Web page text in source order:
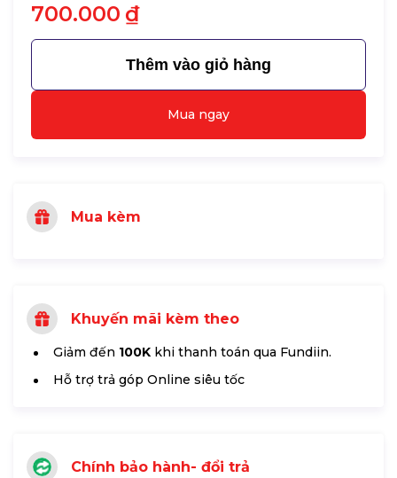
700.000 ₫
Thêm vào giỏ hàng
Mua ngay
Mua kèm
Khuyến mãi kèm theo
Giảm đến 100K khi thanh toán qua Fundiin.
Hỗ trợ trả góp Online siêu tốc
Chính bảo hành- đổi trả